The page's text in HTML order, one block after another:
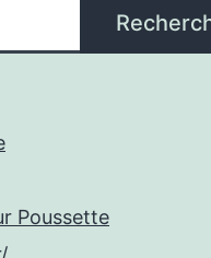
Poussette